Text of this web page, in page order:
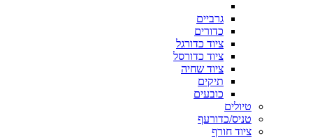
גרביים
כדורים
ציוד כדורגל
ציוד כדורסל
ציוד שחיה
תיקים
כובעים
טיולים
טניס/כדורעף
ציוד חורף